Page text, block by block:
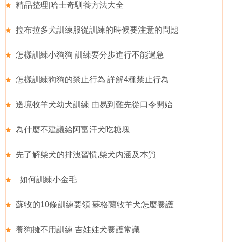
精品整理|哈士奇馴養方法大全
拉布拉多犬訓練服從訓練的時候要注意的問題
怎樣訓練小狗狗 訓練要分步進行不能過急
怎樣訓練狗狗的禁止行為 詳解4種禁止行為
邊境牧羊犬幼犬訓練 由易到難先從口令開始
為什麼不建議給阿富汗犬吃糖塊
先了解柴犬的排洩習慣,柴犬內涵及本質
如何訓練小金毛
蘇牧的10條訓練要領 蘇格蘭牧羊犬怎麼養護
養狗擁不用訓練 吉娃娃犬養護常識